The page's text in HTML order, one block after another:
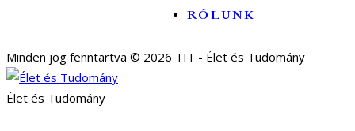
RÓLUNK
Minden jog fenntartva © 2026 TIT - Élet és Tudomány
Élet és Tudomány